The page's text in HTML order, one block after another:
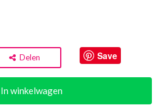
Delen Save
In winkelwagen